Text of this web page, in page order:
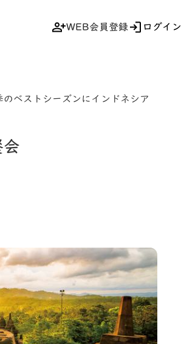
WEB会員登録 ログイン
ベストシーズンにインドネシア